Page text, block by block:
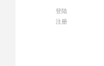
登陆
注册